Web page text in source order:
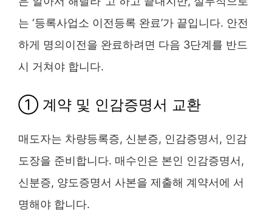
는 ‘등록사업소 이전등록 완료’가 끝입니다. 안전
하게 명의이전을 완료하려면 다음 3단계를 반드
시 거쳐야 합니다.
① 계약 및 인감증명서 교환
매도자는 차량등록증, 신분증, 인감증명서, 인감
도장을 준비합니다. 매수인은 본인 인감증명서,
신분증, 양도증명서 사본을 제출해 계약서에 서
명해야 합니다.